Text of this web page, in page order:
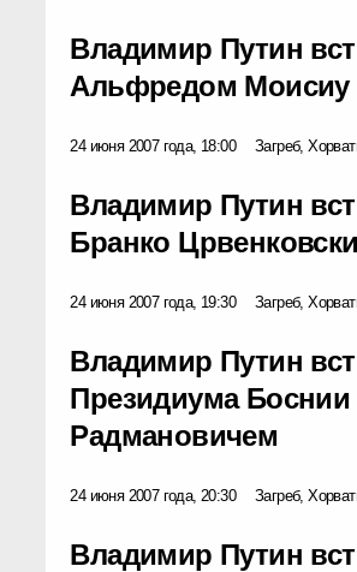
Владимир Путин
Альфредом Моисиу
24 июня 2007 года, 18:00 Загреб,
Владимир Путин
Бранко
24 июня 2007 года, 19:30 Загреб,
Владимир Путин
Президиума
Радмановичем
24 июня 2007 года, 20:30 Загреб,
Владимир Путин